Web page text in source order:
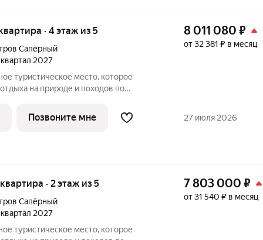
· 4 этаж из 5
Сапёрный
квартал 2027
на природе и походов по
и смотровых площадок. И множество
8 011 080 ₽
от 32 381 ₽ в месяц
Позвоните мне 27 июля 2026
· 2 этаж из 5
Сапёрный
квартал 2027
7 803 000 ₽
от 31 540 ₽ в месяц